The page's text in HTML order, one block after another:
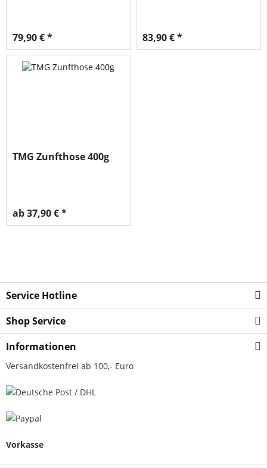
79,90 € * 83,90 € *
TMG Zunfthose 400g
ab 37,90 € *
Service Hotline
Shop Service
Informationen
Versandkostenfrei ab 100,- Euro
Vorkasse